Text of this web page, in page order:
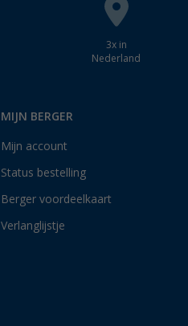
3x in
Nederland
MIJN BERGER
Mijn account
Status bestelling
Berger voordeelkaart
Verlanglijstje